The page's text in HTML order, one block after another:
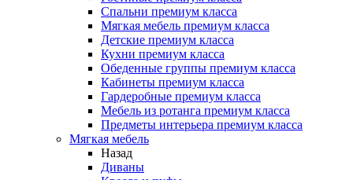
Спальни премиум класса
Мягкая мебель премиум класса
Детские премиум класса
Кухни премиум класса
Обеденные группы премиум класса
Кабинеты премиум класса
Гардеробные премиум класса
Мебель из ротанга премиум класса
Предметы интерьера премиум класса
Мягкая мебель
Назад
Диваны